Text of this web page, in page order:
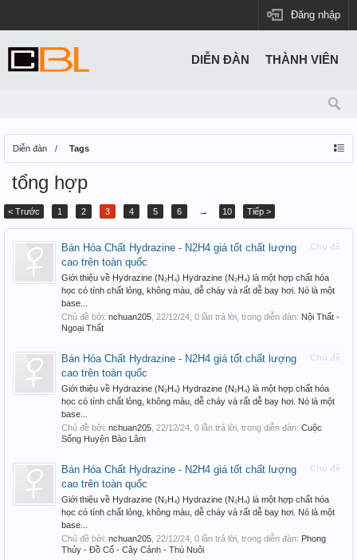
Đăng nhập
Diễn đàn Tags
tổng hợp
< Trước 1 2 3 4 5 6 → 10 Tiếp >
Chủ đề
Bán Hóa Chất Hydrazine - N2H4 giá tốt chất lượng
cao trên toàn quốc
Giới thiệu về Hydrazine (N₂H₄) Hydrazine (N₂H₄) là một hợp chất hóa
học có tính chất lỏng, không màu, dễ cháy và rất dễ bay hơi. Nó là một
base...
Chủ đề bởi: nchuan205 22/12/24 , 0 lần trả lời, trong diễn đàn: Nội Thất -
Ngoại Thất
Chủ đề
Bán Hóa Chất Hydrazine - N2H4 giá tốt chất lượng
cao trên toàn quốc
Giới thiệu về Hydrazine (N₂H₄) Hydrazine (N₂H₄) là một hợp chất hóa
học có tính chất lỏng, không màu, dễ cháy và rất dễ bay hơi. Nó là một
base...
Chủ đề bởi: nchuan205 22/12/24 , 0 lần trả lời, trong diễn đàn: Cuộc
Sống Huyện Bảo Lâm
Chủ đề
Bán Hóa Chất Hydrazine - N2H4 giá tốt chất lượng
cao trên toàn quốc
Giới thiệu về Hydrazine (N₂H₄) Hydrazine (N₂H₄) là một hợp chất hóa
học có tính chất lỏng, không màu, dễ cháy và rất dễ bay hơi. Nó là một
base...
Chủ đề bởi: nchuan205 22/12/24 , 0 lần trả lời, trong diễn đàn: Phong
Thủy - Đồ Cổ - Cây Cảnh - Thú Nuôi
DIỄN ĐÀN THÀNH VIÊN